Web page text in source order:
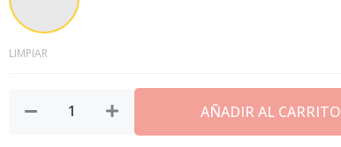
Gris Ceniza
LIMPIAR
AÑADIR AL CARRITO